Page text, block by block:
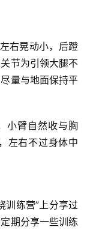
右晃动小，后蹬
节为引领大腿不
量与地面保持平
小臂自然收与胸
左右不过身体中
训练营”上分享过
期分享一些训练